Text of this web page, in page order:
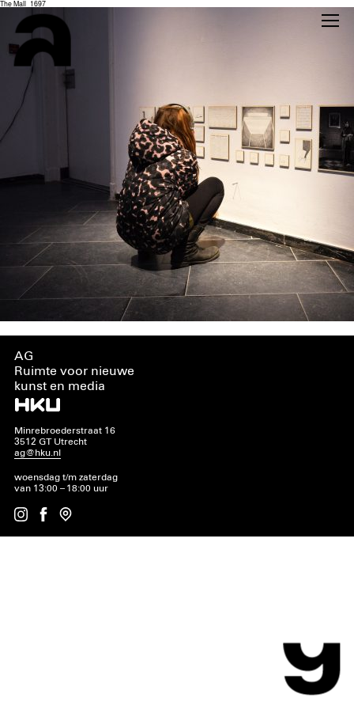
The Mall_1697
AG
Ruimte voor nieuwe
kunst en media
Minrebroederstraat 16
3512 GT Utrecht
ag@hku.nl
woensdag t/m zaterdag
van 13:00 – 18:00 uur